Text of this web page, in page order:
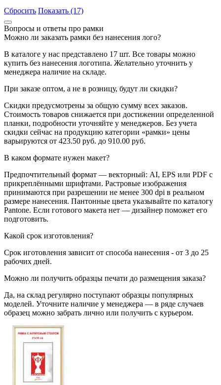
Сбросить Показать (17)
Вопросы и ответы про рамки
Можно ли заказать рамки без нанесения лого?
В каталоге у нас представлено 17 шт. Все товары можно
купить без нанесения логотипа. Желательно уточнить у
менеджера наличие на складе.
При заказе оптом, а не в розницу, будут ли скидки?
Скидки предусмотрены за общую сумму всех заказов.
Стоимость товаров снижается при достижении определенной
планки, подробности уточняйте у менеджеров. Без учета
скидки сейчас на продукцию категории «рамки» цены
варьируются от 423.50 руб. до 910.00 руб.
В каком формате нужен макет?
Предпочтительный формат — векторный: AI, EPS или PDF с
прикреплёнными шрифтами. Растровые изображения
принимаются при разрешении не менее 300 dpi в реальном
размере нанесения. Пантонные цвета указывайте по каталогу
Pantone. Если готового макета нет — дизайнер поможет его
подготовить.
Какой срок изготовления?
Срок иготовления зависит от способа нанесения - от 3 до 25
рабочих дней.
Можно ли получить образцы печати до размещения заказа?
Да, на склад регулярно поступают образцы популярных
моделей. Уточните наличие у менеджера — в ряде случаев
образец можно забрать лично или получить с курьером.